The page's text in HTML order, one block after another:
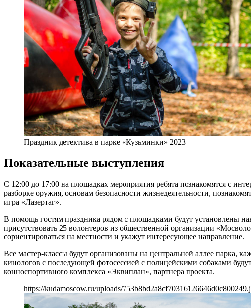
Праздник детектива в парке «Кузьминки» 2023
Показательные выступления
С 12:00 до 17:00 на площадках мероприятия ребята познакомятся с
разборке оружия, основам безопасности жизнедеятельности,
игра «Лазертаг».
В помощь гостям праздника рядом с площадками будут установлены
присутствовать 25 волонтеров из общественной организации
сориентироваться на местности и укажут интересующее направление.
Все мастер-классы будут организованы на центральной аллее парка,
кинологов с последующей фотосессией с полицейскими собаками
конноспортивного комплекса «Эквиплан», партнера проекта.
https://kudamoscow.ru/uploads/